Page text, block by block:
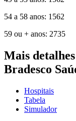
54 a 58 anos: 1562
59 ou + anos: 2735
Mais
Bradesco
Hospitais
Tabela
Simulador